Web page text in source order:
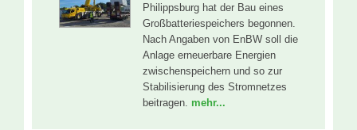
Philippsburg hat der Bau eines
Großbatteriespeichers begonnen.
Nach Angaben von EnBW soll die
Anlage erneuerbare Energien
zwischenspeichern und so zur
Stabilisierung des Stromnetzes
beitragen. mehr...